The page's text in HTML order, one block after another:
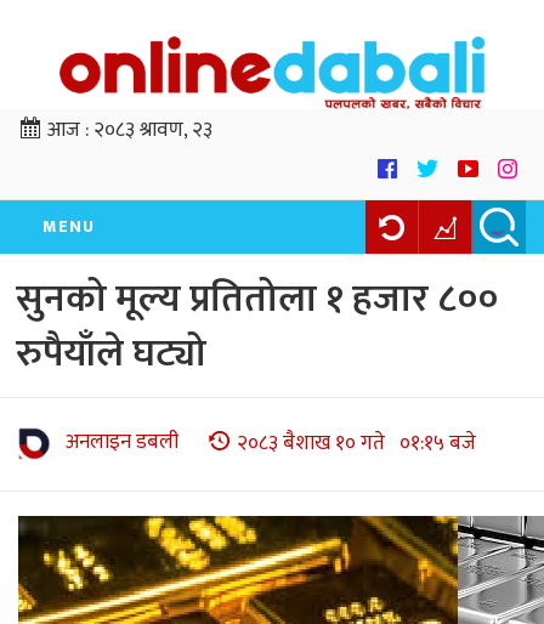
आज :२०८३ श्रावण, २३
MENU
सुनको मूल्य प्रतितोला १ हजार ८००
रुपैयाँले घट्यो
अनलाइन डबली २०८३ बैशाख १० गते ०१:१५ बजे